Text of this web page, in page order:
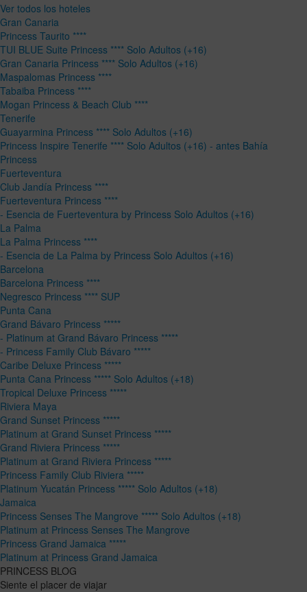
Ver todos los hoteles
Gran Canaria
Princess Taurito ****
TUI BLUE Suite Princess **** Solo Adultos (+16)
Gran Canaria Princess **** Solo Adultos (+16)
Maspalomas Princess ****
Tabaiba Princess ****
Mogan Princess & Beach Club ****
Tenerife
Guayarmina Princess **** Solo Adultos (+16)
Princess Inspire Tenerife **** Solo Adultos (+16) - antes Bahía
Princess
Fuerteventura
Club Jandía Princess ****
Fuerteventura Princess ****
- Esencia de Fuerteventura by Princess Solo Adultos (+16)
La Palma
La Palma Princess ****
- Esencia de La Palma by Princess Solo Adultos (+16)
Barcelona
Barcelona Princess ****
Negresco Princess **** SUP
Punta Cana
Grand Bávaro Princess *****
- Platinum at Grand Bávaro Princess *****
- Princess Family Club Bávaro *****
Caribe Deluxe Princess *****
Punta Cana Princess ***** Solo Adultos (+18)
Tropical Deluxe Princess *****
Riviera Maya
Grand Sunset Princess *****
Platinum at Grand Sunset Princess *****
Grand Riviera Princess *****
Platinum at Grand Riviera Princess *****
Princess Family Club Riviera *****
Platinum Yucatán Princess ***** Solo Adultos (+18)
Jamaica
Princess Senses The Mangrove ***** Solo Adultos (+18)
Platinum at Princess Senses The Mangrove
Princess Grand Jamaica *****
Platinum at Princess Grand Jamaica
PRINCESS BLOG
Siente el placer de viajar